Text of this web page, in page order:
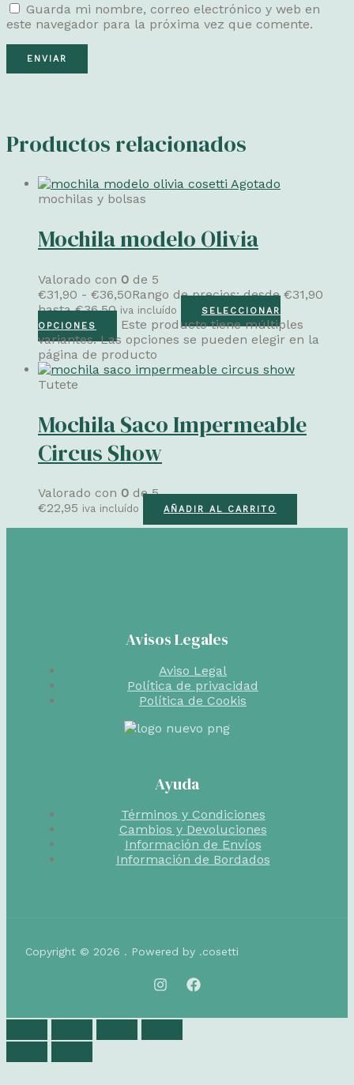
Guarda mi nombre, correo electrónico y web en
este navegador para la próxima vez que comente.
Productos relacionados
Agotado
mochilas y bolsas
Mochila modelo Olivia
Valorado con 0 de 5
€31,90 - €36,50Rango de precios: desde €31,90
hasta €36,50 iva incluído
SELECCIONAR
OPCIONES
Este producto tiene múltiples
variantes. Las opciones se pueden elegir en la
página de producto
Tutete
Mochila Saco Impermeable
Circus Show
Valorado con 0 de 5
€22,95 iva incluído AÑADIR AL CARRITO
Avisos Legales
Aviso Legal
Política de privacidad
Política de Cookis
Ayuda
Términos y Condiciones
Cambios y Devoluciones
Información de Envíos
Información de Bordados
Copyright © 2026 . Powered by .cosetti